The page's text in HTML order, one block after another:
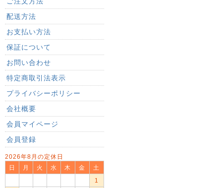
配送方法
お支払い方法
保証について
お問い合わせ
特定商取引法表示
プライバシーポリシー
会社概要
会員マイページ
会員登録
2026年8月の定休日
日
月 火 水 木 金
土
1